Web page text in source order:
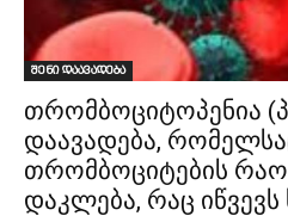
შენი დაავადება
თრომბოციტოპენია
დაავადება,
თრომბოციტების
დაკლება, რაც